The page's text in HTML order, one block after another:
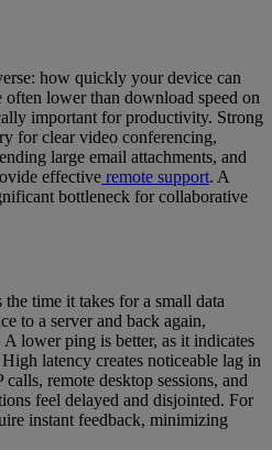
how quickly your device can
lower than download speed on
important for productivity. Strong
for clear video conferencing,
large email attachments, and
effective remote support. A
bottleneck for collaborative
time it takes for a small data
to a server and back again,
lower ping is better, as it indicates
latency creates noticeable lag in
remote desktop sessions, and
feel delayed and disjointed. For
instant feedback, minimizing